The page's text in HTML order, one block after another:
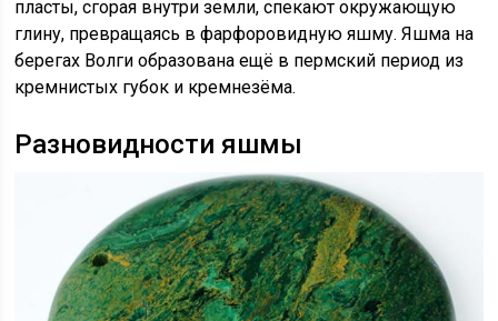
пласты, сгорая внутри земли, спекают окружающую
глину, превращаясь в фарфоровидную яшму. Яшма на
берегах Волги образована ещё в пермский период из
кремнистых губок и кремнезёма.
Разновидности яшмы